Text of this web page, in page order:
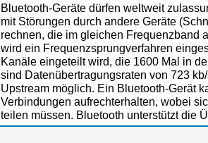
Bluetooth-Geräte dürfen weltweit
mit Störungen durch andere Geräte
rechnen, die im gleichen Frequenzband
wird ein Frequenzsprungverfahren
Kanäle eingeteilt wird, die 1600 Mal in
sind Datenübertragungsraten von 723
Upstream möglich. Ein Bluetooth-Gerät
Verbindungen aufrechterhalten, wobei
teilen müssen. Bluetooth unterstützt die